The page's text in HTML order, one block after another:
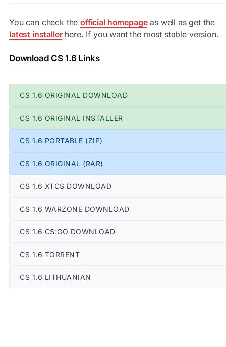
You can check theofficial homepageas well as get the
latest installerhere. If you want the most stable version.
Download CS 1.6 Links
CS 1.6 ORIGINAL DOWNLOAD
CS 1.6 ORIGINAL INSTALLER
CS 1.6 PORTABLE (ZIP)
CS 1.6 ORIGINAL (RAR)
CS 1.6 XTCS DOWNLOAD
CS 1.6 WARZONE DOWNLOAD
CS 1.6 CS:GO DOWNLOAD
CS 1.6 TORRENT
CS 1.6 LITHUANIAN